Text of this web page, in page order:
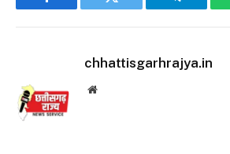
Facebook Twitter Telegram
chhattisgarhrajya.in
Website